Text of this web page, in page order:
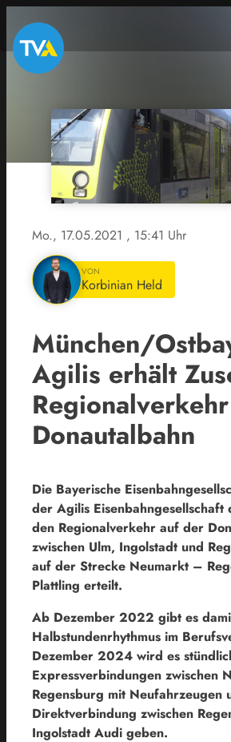
Mo., 17.05.2021 , 15:41 Uhr
VON
Korbinian Held
München/
Agilis erhält
Donautalbahn
Die Bayerische
der Agilis Eisenbahngesellschaft
den Regionalverkehr auf der
zwischen Ulm, Ingolstadt und
auf der Strecke Neumarkt –
Plattling erteilt.
Ab Dezember 2022 gibt es
Halbstundenrhythmus im
Dezember 2024 wird es
Expressverbindungen zwischen
Regensburg mit Neufahrzeugen
Direktverbindung zwischen
Ingolstadt Audi geben.